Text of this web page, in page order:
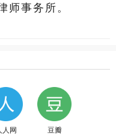
师事务所。
人网 豆瓣